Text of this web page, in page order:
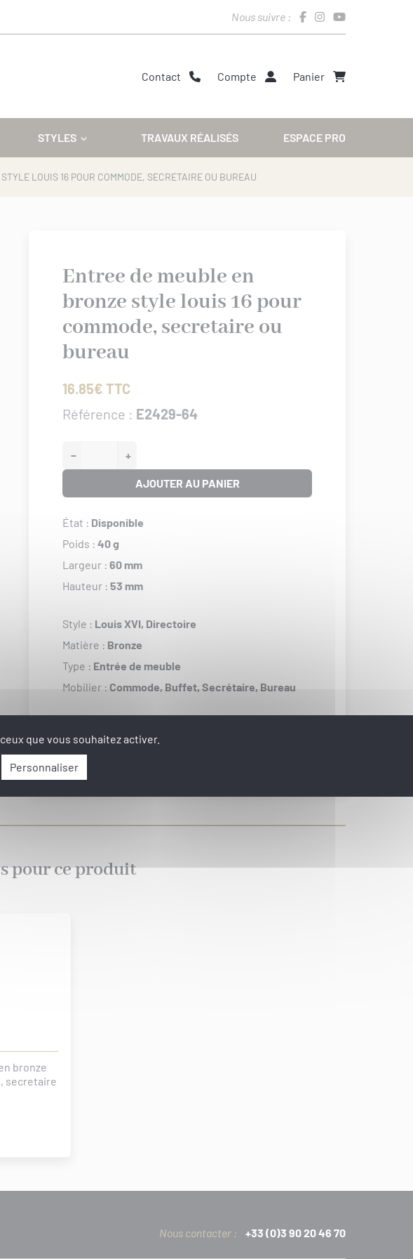
Nous suivre :
Contact Compte Panier
STYLES TRAVAUX RÉALISÉS ESPACE PRO
LOUIS 16 POUR COMMODE, SECRETAIRE OU BUREAU
Entree de meuble en
bronze style louis 16 pour
commode, secretaire ou
bureau
16.85€ TTC
Référence : E2429-64
− +
AJOUTER AU PANIER
État : Disponible
Poids : 40 g
Largeur : 60 mm
Hauteur : 53 mm
Style : Louis XVI, Directoire
Matière : Bronze
Type : Entrée de meuble
Mobilier : Commode, Buffet, Secrétaire, Bureau
VOIR LES PRODUITS D'ENSEMBLE
pour ce produit
bronze
secretaire
Nous contacter : +33 (0)3 90 20 46 70
que vous souhaitez activer.
Personnaliser